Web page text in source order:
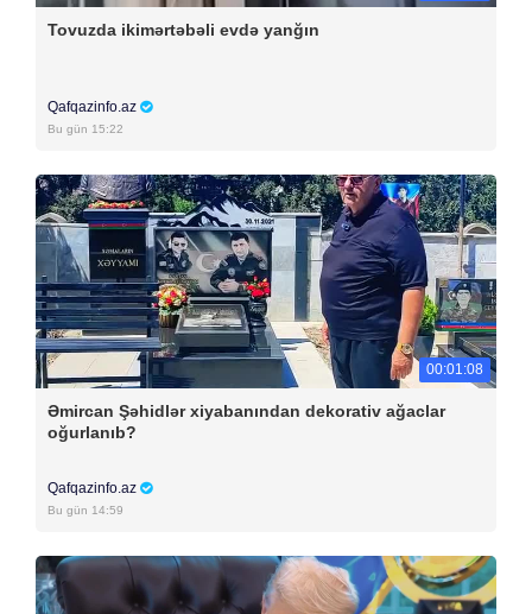
Tovuzda ikimərtəbəli evdə yanğın
Qafqazinfo.az
Bu gün 15:22
00:01:08
Əmircan Şəhidlər xiyabanından dekorativ ağaclar
oğurlanıb?
Qafqazinfo.az
Bu gün 14:59